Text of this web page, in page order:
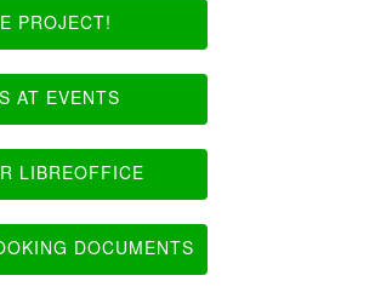
PROJECT!
AT EVENTS
LIBREOFFICE
DOCUMENTS